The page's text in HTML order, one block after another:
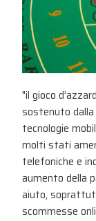
"il gioco
sostenuto dalla
tecnologie
molti stati
telefoniche e
aumento della
aiuto,
scommesse